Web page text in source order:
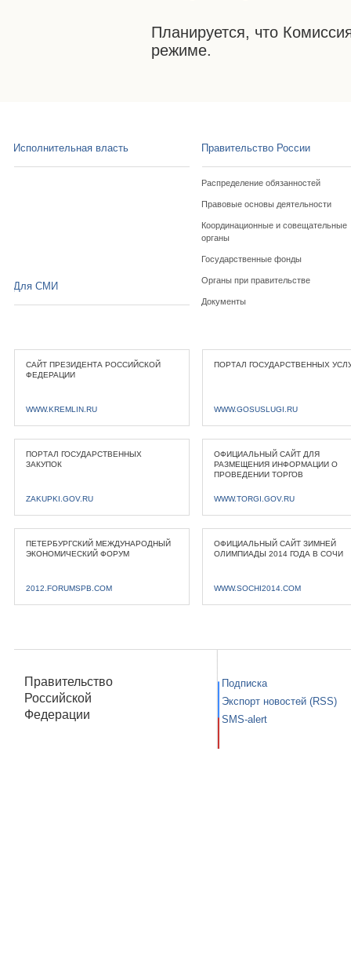
Планируется, что
режиме.
Исполнительная власть Правительство России
Распределение обязанностей
Правовые основы деятельности
Координационные и совещательные
органы
Государственные фонды
Органы при правительстве
Документы
Для СМИ
САЙТ ПРЕЗИДЕНТА РОССИЙСКОЙ
ФЕДЕРАЦИИ
WWW.KREMLIN.RU
ПОРТАЛ ГОСУДАРСТВЕННЫХ
WWW.GOSUSLUGI.RU
ПОРТАЛ ГОСУДАРСТВЕННЫХ
ЗАКУПОК
ZAKUPKI.GOV.RU
ОФИЦИАЛЬНЫЙ САЙТ ДЛЯ
РАЗМЕЩЕНИЯ ИНФОРМАЦИИ О
ПРОВЕДЕНИИ ТОРГОВ
WWW.TORGI.GOV.RU
ПЕТЕРБУРГСКИЙ МЕЖДУНАРОДНЫЙ
ЭКОНОМИЧЕСКИЙ ФОРУМ
2012.FORUMSPB.COM
ОФИЦИАЛЬНЫЙ САЙТ ЗИМНЕЙ
ОЛИМПИАДЫ 2014 ГОДА В СОЧИ
WWW.SOCHI2014.COM
Правительство
Российской
Федерации
Подписка
Экспорт новостей (RSS)
SMS-alert